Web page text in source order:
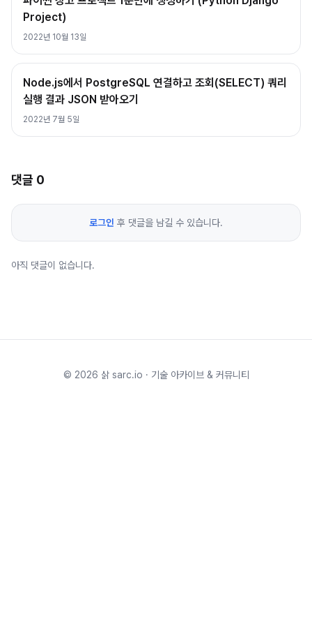
Project)
2022년 10월 13일
Node.js에서 PostgreSQL 연결하고 조회(SELECT) 쿼리
실행 결과 JSON 받아오기
2022년 7월 5일
댓글 0
로그인 후 댓글을 남길 수 있습니다.
아직 댓글이 없습니다.
© 2026 삵 sarc.io · 기술 아카이브 & 커뮤니티